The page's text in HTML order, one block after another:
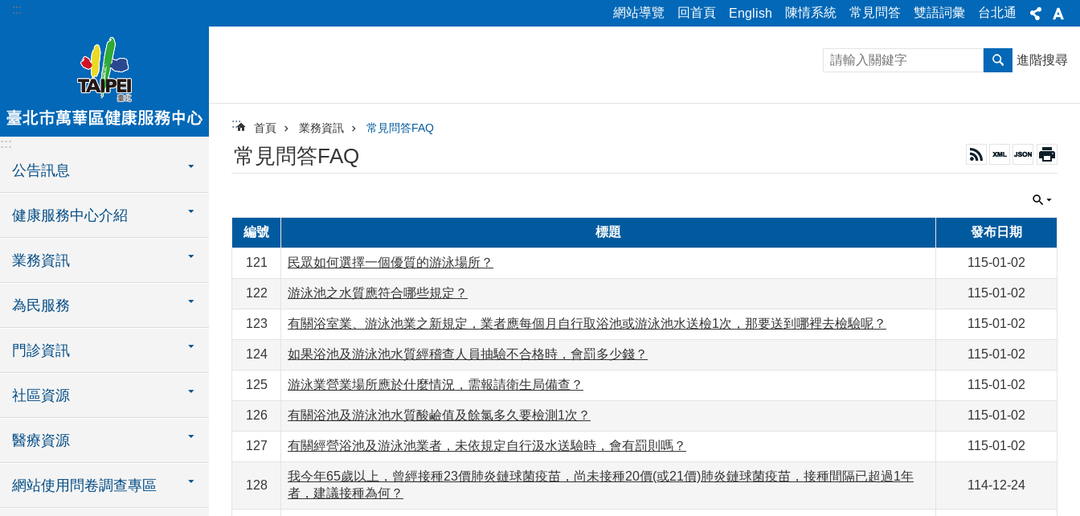
跳到主要內容區塊
::: 網站導覽 回首頁 English 陳情系統 常見問答 雙語詞彙 台北通
:::
公告訊息
健康服務中心介紹
業務資訊
為民服務
門診資訊
社區資源
醫療資源
網站使用問卷調查專區
進階搜尋
::: 首頁 業務資訊 常見問答FAQ
常見問答FAQ
編號 標題 發布日期
121 民眾如何選擇一個優質的游泳場所？ 115-01-02
122 游泳池之水質應符合哪些規定？ 115-01-02
123 有關浴室業、游泳池業之新規定，業者應每個月自行取浴池或游泳池水送檢1次，那要送到哪裡去檢驗呢？ 115-01-02
124 如果浴池及游泳池水質經稽查人員抽驗不合格時，會罰多少錢？ 115-01-02
125 游泳業營業場所應於什麼情況，需報請衛生局備查？ 115-01-02
126 有關浴池及游泳池水質酸鹼值及餘氯多久要檢測1次？ 115-01-02
127 有關經營浴池及游泳池業者，未依規定自行汲水送驗時，會有罰則嗎？ 115-01-02
128
我今年65歲以上，曾經接種23價肺炎鏈球菌疫苗，尚未接種20價(或21價)肺炎鏈球菌疫苗，接種間隔已超過1年
者，建議接種為何？
114-12-24